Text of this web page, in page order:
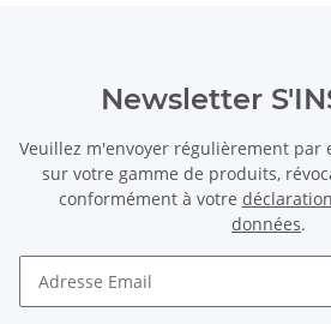
Newsletter
Veuillez m'envoyer régulièrement par
sur votre gamme de produits,
conformément à votre
données.